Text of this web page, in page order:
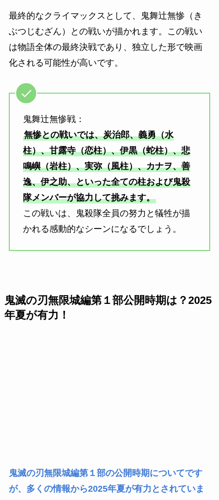
最終的なクライマックスとして、鬼舞辻無惨（き
ぶつじむざん）との戦いが描かれます。この戦い
は物語全体の最終決戦であり、独立した形で映画
化される可能性が高いです。
鬼舞辻無惨戦：
無惨との戦いでは、炭治郎、義勇（水
柱）、甘露寺（恋柱）、伊黒（蛇柱）、悲
鳴嶼（岩柱）、実弥（風柱）、カナヲ、善
逸、伊之助、といった全ての柱および鬼殺
隊メンバーが協力して挑みます。
この戦いは、鬼殺隊全員の努力と犠牲が描
かれる感動的なシーンになるでしょう。
鬼滅の刃無限城編第１部公開時期は？2025
年夏が有力！
鬼滅の刃無限城編第１部の公開時期についてです
が、多くの情報から2025年夏が有力とされていま